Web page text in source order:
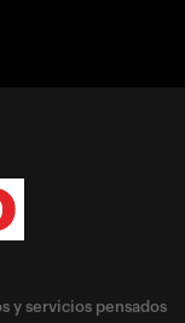
y servicios pensados